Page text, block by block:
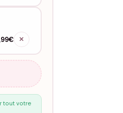
✕
tout votre